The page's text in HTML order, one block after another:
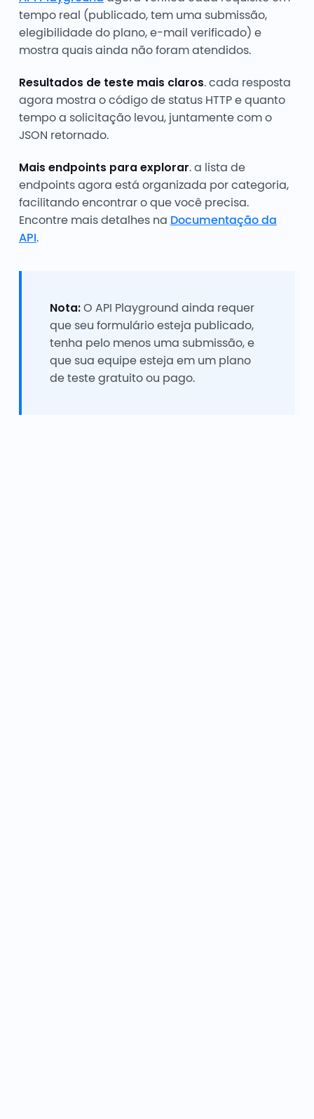
tempo real (publicado, tem uma submissão,
elegibilidade do plano, e-mail verificado) e
mostra quais ainda não foram atendidos.
Resultados de teste mais claros. cada resposta
agora mostra o código de status HTTP e quanto
tempo a solicitação levou, juntamente com o
JSON retornado.
Mais endpoints para explorar. a lista de
endpoints agora está organizada por categoria,
facilitando encontrar o que você precisa.
Encontre mais detalhes na Documentação da
API.
Nota:O API Playground ainda requer
que seu formulário esteja publicado,
tenha pelo menos uma submissão, e
que sua equipe esteja em um plano
de teste gratuito ou pago.